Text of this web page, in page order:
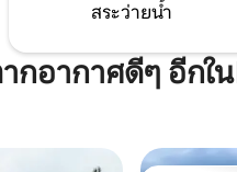
สระว่ายน้ำ
อากาศดีๆ อีกใน